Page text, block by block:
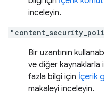
inceleyin.
Bir uzantının
ve diğer kaynaklarla
fazla bilgi için İçerik
makaleyi inceleyin.